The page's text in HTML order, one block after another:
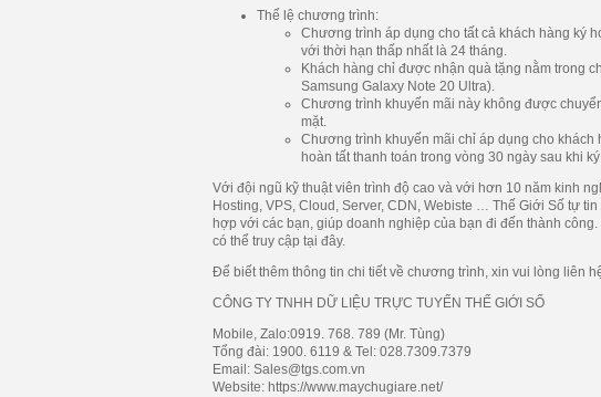
Thể lệ chương trình:
Chương trình áp dụng cho tất cả khách hàng ký
với thời hạn thấp nhất là 24 tháng.
Khách hàng chỉ được nhận quà tặng nằm trong
Samsung Galaxy Note 20 Ultra).
Chương trình khuyến mãi này không được
mặt.
Chương trình khuyến mãi chỉ áp dụng cho
hoàn tất thanh toán trong vòng 30 ngày sau khi
Với đội ngũ kỹ thuật viên trình độ cao và với hơn 10 năm kinh
Hosting, VPS, Cloud, Server, CDN, Webiste … Thế Giới Số tự
hợp với các bạn, giúp doanh nghiệp của bạn đi đến thành
có thể truy cập tại đây.
Để biết thêm thông tin chi tiết về chương trình, xin vui lòng liên
CÔNG TY TNHH DỮ LIỆU TRỰC TUYẾN THẾ GIỚI SỐ
Mobile, Zalo:0919. 768. 789 (Mr. Tùng)
Tổng đài: 1900. 6119 & Tel: 028.7309.7379
Email: Sales@tgs.com.vn
Website: https://www.maychugiare.net/